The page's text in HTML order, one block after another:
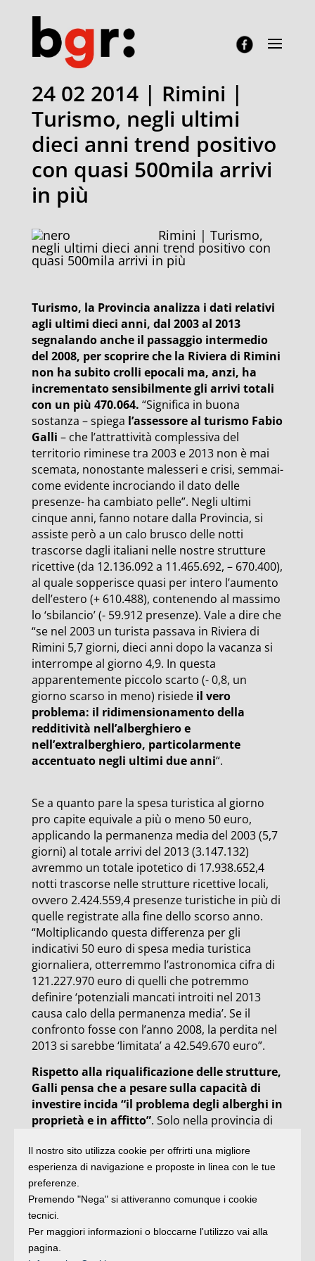
24 02 2014 | Rimini |
Turismo, negli ultimi
dieci anni trend positivo
con quasi 500mila arrivi
in più
Rimini | Turismo,
negli ultimi dieci anni trend positivo con
quasi 500mila arrivi in più
Turismo, la Provincia analizza i dati relativi
agli ultimi dieci anni, dal 2003 al 2013
segnalando anche il passaggio intermedio
del 2008, per scoprire che la Riviera di Rimini
non ha subito crolli epocali ma, anzi, ha
incrementato sensibilmente gli arrivi totali
con un più 470.064. “Significa in buona
sostanza – spiega l’assessore al turismo Fabio
Galli – che l’attrattività complessiva del
territorio riminese tra 2003 e 2013 non è mai
scemata, nonostante malesseri e crisi, semmai-
come evidente incrociando il dato delle
presenze- ha cambiato pelle”. Negli ultimi
cinque anni, fanno notare dalla Provincia, si
assiste però a un calo brusco delle notti
trascorse dagli italiani nelle nostre strutture
ricettive (da 12.136.092 a 11.465.692, – 670.400),
al quale sopperisce quasi per intero l’aumento
dell’estero (+ 610.488), contenendo al massimo
lo ‘sbilancio’ (- 59.912 presenze). Vale a dire che
“se nel 2003 un turista passava in Riviera di
Rimini 5,7 giorni, dieci anni dopo la vacanza si
interrompe al giorno 4,9. In questa
apparentemente piccolo scarto (- 0,8, un
giorno scarso in meno) risiedeil vero
problema: il ridimensionamento della
redditività nell’alberghiero e
nell’extralberghiero, particolarmente
accentuato negli ultimi due anni“.
Se a quanto pare la spesa turistica al giorno
pro capite equivale a più o meno 50 euro,
applicando la permanenza media del 2003 (5,7
giorni) al totale arrivi del 2013 (3.147.132)
avremmo un totale ipotetico di 17.938.652,4
notti trascorse nelle strutture ricettive locali,
ovvero 2.424.559,4 presenze turistiche in più di
quelle registrate alla fine dello scorso anno.
“Moltiplicando questa differenza per gli
indicativi 50 euro di spesa media turistica
giornaliera, otterremmo l’astronomica cifra di
121.227.970 euro di quelli che potremmo
definire ‘potenziali mancati introiti nel 2013
causa calo della permanenza media’. Se il
confronto fosse con l’anno 2008, la perdita nel
2013 si sarebbe ‘limitata’ a 42.549.670 euro”.
Rispetto alla riqualificazione delle strutture,
Galli pensa che a pesare sulla capacità di
investire incida “il problema degli alberghi in
proprietà e in affitto”. Solo nella provincia di
proprietà e 1.224 quelle in affitto. “Invertire il
trend sarebbe la soluzione che, oltre a
combattere la rendita e le situazioni che
arrivano all’illegalità fiscale e lavorativa,
darebbe un enorme beneficio al territorio, in
termini di capacità di investimento e di
rinnovamento delle proprie strutture. Tra 10
Il nostro sito utilizza cookie per offrirti una migliore
esperienza di navigazione e proposte in linea con le tue
preferenze.
Premendo "Nega" si attiveranno comunque i cookie
tecnici.
Per maggiori informazioni o bloccarne l'utilizzo vai alla
pagina.